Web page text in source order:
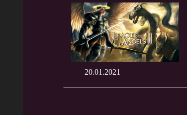
20.01.2021